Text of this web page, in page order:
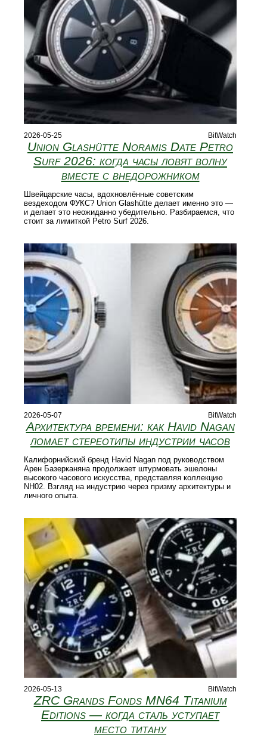
2026-05-25 BitWatch
Union Glashütte Noramis Date Petro
Surf 2026: когда часы ловят волну
вместе с внедорожником
Швейцарские часы, вдохновлённые советским
вездеходом ФУКС? Union Glashütte делает именно это —
и делает это неожиданно убедительно. Разбираемся, что
стоит за лимиткой Petro Surf 2026.
2026-05-07 BitWatch
Архитектура времени: как Havid Nagan
ломает стереотипы индустрии часов
Калифорнийский бренд Havid Nagan под руководством
Арен Базерканяна продолжает штурмовать эшелоны
высокого часового искусства, представляя коллекцию
NH02. Взгляд на индустрию через призму архитектуры и
личного опыта.
2026-05-13 BitWatch
ZRC Grands Fonds MN64 Titanium
Editions — когда сталь уступает
место титану